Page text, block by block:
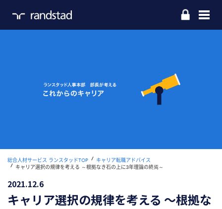
ランスタッドについて
採用情報
総合人材サービス ランスタッドTOP
キャリア転職アドバイス
キャリア選択の規律を考える ～根拠なき石の上に3年理論の終焉～
2021.12.6
キャリア選択の規律を考える ～根拠な